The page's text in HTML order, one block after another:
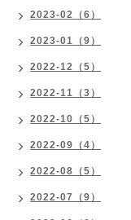
2023-02（6）
2023-01（9）
2022-12（5）
2022-11（3）
2022-10（5）
2022-09（4）
2022-08（5）
2022-07（9）